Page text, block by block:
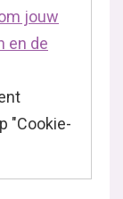
jouw
en de
"Cookie-